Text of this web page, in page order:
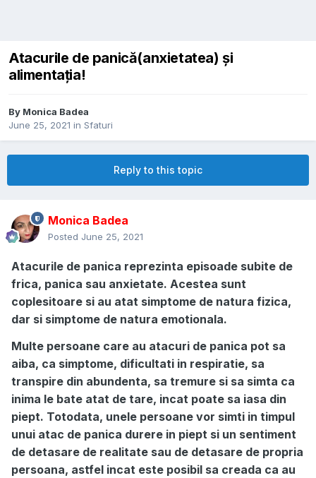
Atacurile de panică(anxietatea) și
alimentația!
By Monica Badea
June 25, 2021 in Sfaturi
Reply to this topic
Monica Badea
Posted June 25, 2021
Atacurile de panica reprezinta episoade subite de
frica, panica sau anxietate. Acestea sunt
coplesitoare si au atat simptome de natura fizica,
dar si simptome de natura emotionala.
Multe persoane care au atacuri de panica pot sa
aiba, ca simptome, dificultati in respiratie, sa
transpire din abundenta, sa tremure si sa simta ca
inima le bate atat de tare, incat poate sa iasa din
piept. Totodata, unele persoane vor simti in timpul
unui atac de panica durere in piept si un sentiment
de detasare de realitate sau de detasare de propria
persoana, astfel incat este posibil sa creada ca au